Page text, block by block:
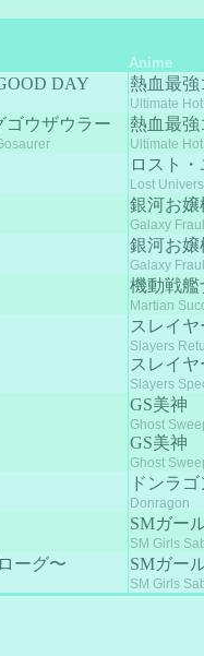
Anime
DAY 熱血最強
Ultimate
ゴウザウラー 熱血最強
Ultimate
ロスト
Lost
銀河お嬢
Galaxy
銀河お嬢
Galaxy
機動戦艦
Martian
スレイ
Slayers
スレイ
Slayers
GS美神
Ghost
GS美神
Ghost
ドンラゴ
Donragon
SMガー
SM Girls
ーグ〜 SMガー
SM Girls